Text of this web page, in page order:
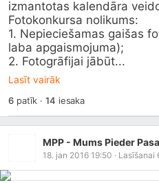
izmantotas kalendāra
Fotokonkursa nolikums:
1. Nepieciešamas gaišas
laba apgaismojuma);
2. Fotogrāfijai jābūt...
Lasīt vairāk
6patīk ·14 iesaka
MPP - Mums Pieder
18. jan 2016 19:50 · Lasīšanai